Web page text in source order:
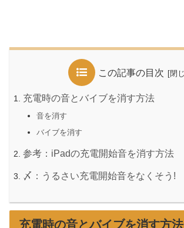
この記事の目次
充電時の音とバイブを消す方法
音を消す
バイブを消す
参考：iPadの充電開始音を消す方法
〆：うるさい充電開始音をなくそう!
充電時の音とバイブを消す方法